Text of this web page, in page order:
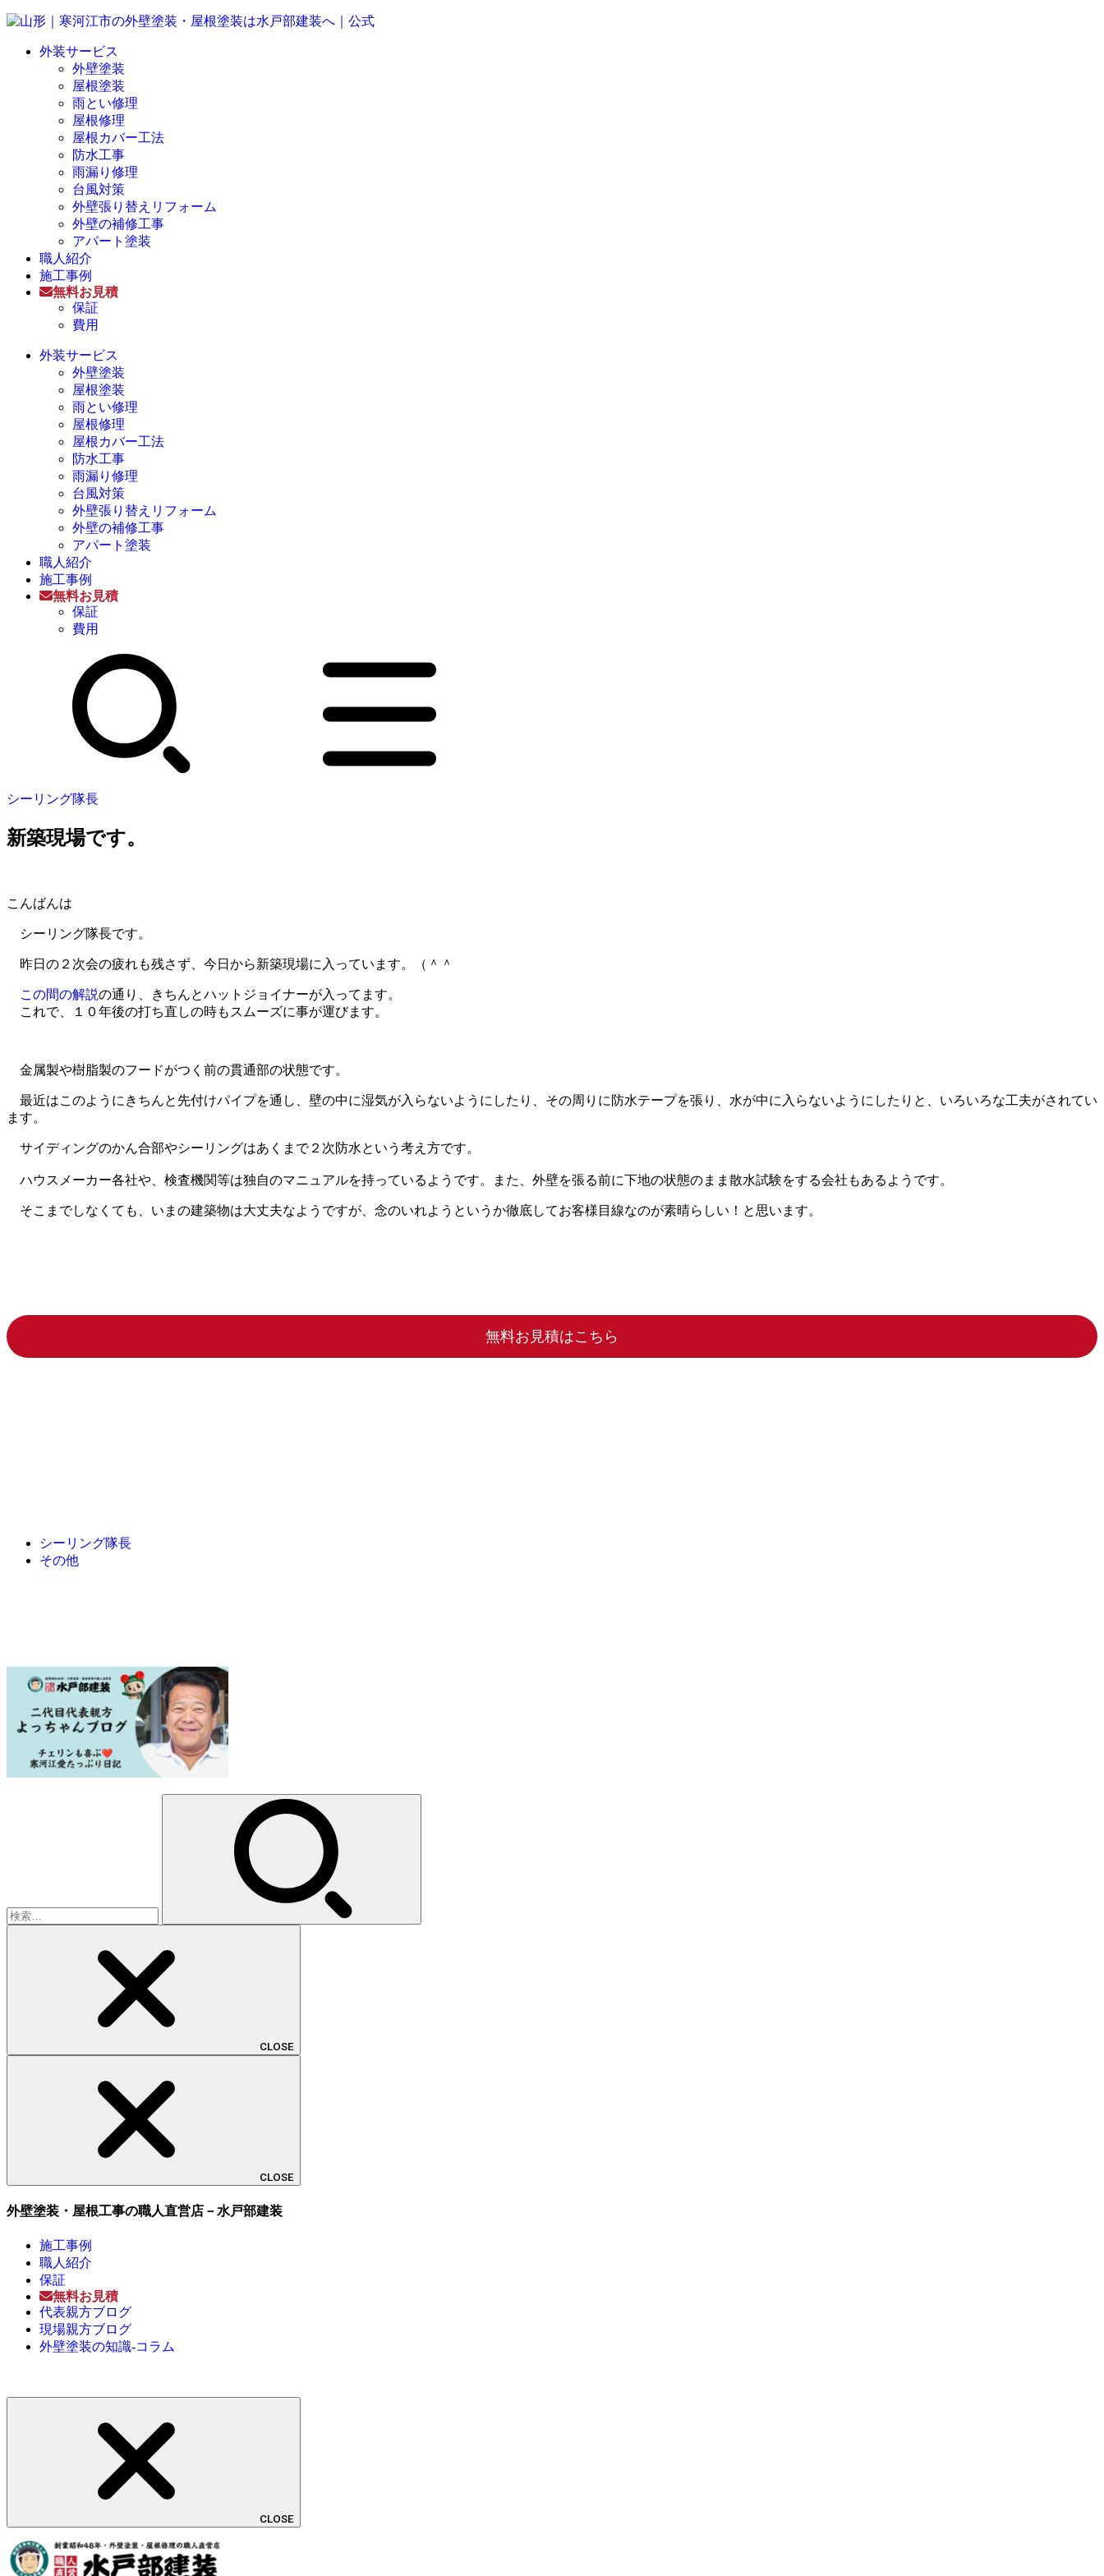
外装サービス
外壁塗装
屋根塗装
雨とい修理
屋根修理
屋根カバー工法
防水工事
雨漏り修理
台風対策
外壁張り替えリフォーム
外壁の補修工事
アパート塗装
職人紹介
施工事例
無料お見積
保証
費用
外装サービス
外壁塗装
屋根塗装
雨とい修理
屋根修理
屋根カバー工法
防水工事
雨漏り修理
台風対策
外壁張り替えリフォーム
外壁の補修工事
アパート塗装
職人紹介
施工事例
無料お見積
保証
費用
シーリング隊長
新築現場です。
こんばんは
シーリング隊長です。
昨日の２次会の疲れも残さず、今日から新築現場に入っています。（＾＾
この間の解説の通り、きちんとハットジョイナーが入ってます。
これで、１０年後の打ち直しの時もスムーズに事が運びます。
金属製や樹脂製のフードがつく前の貫通部の状態です。
最近はこのようにきちんと先付けパイプを通し、壁の中に湿気が入らないようにしたり、その周りに防水テープを張り、水が中に入らないようにしたりと、いろいろな工夫がされてい
ます。
サイディングのかん合部やシーリングはあくまで２次防水という考え方です。
ハウスメーカー各社や、検査機関等は独自のマニュアルを持っているようです。また、外壁を張る前に下地の状態のまま散水試験をする会社もあるようです。
そこまでしなくても、いまの建築物は大丈夫なようですが、念のいれようというか徹底してお客様目線なのが素晴らしい！と思います。
無料お見積はこちら
シーリング隊長
その他
CLOSE
CLOSE
外壁塗装・屋根工事の職人直営店－水戸部建装
施工事例
職人紹介
保証
無料お見積
代表親方ブログ
現場親方ブログ
外壁塗装の知識-コラム
CLOSE